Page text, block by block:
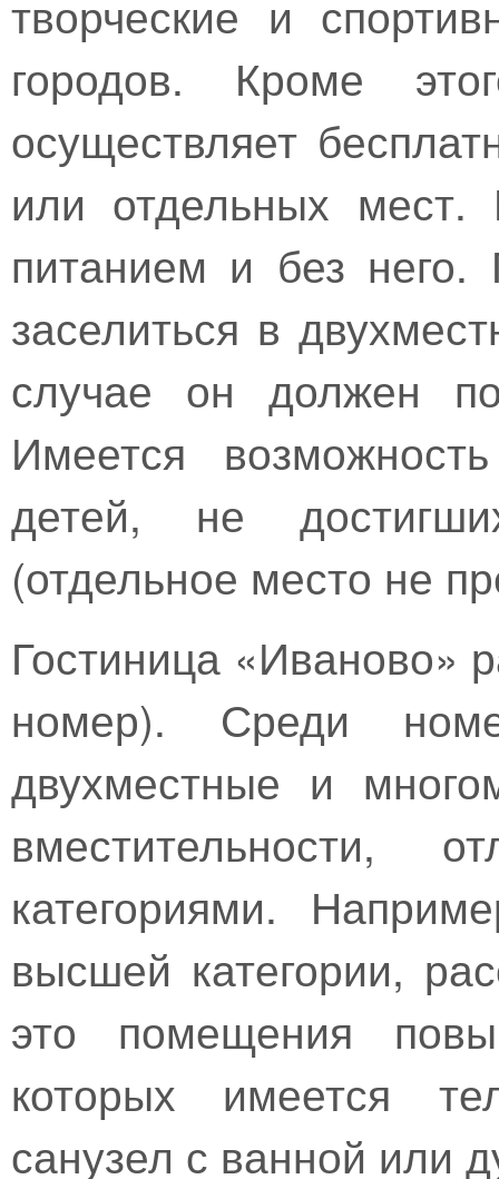
творческие и
городов. Кроме
осуществляет
или отдельных
питанием и без
заселиться в
случае он должен
Имеется
детей, не
(отдельное место не
Гостиница «Иваново»
номер). Среди
двухместные и
вместительности,
категориями.
высшей категории,
это помещения
которых имеется
санузел с ванной или